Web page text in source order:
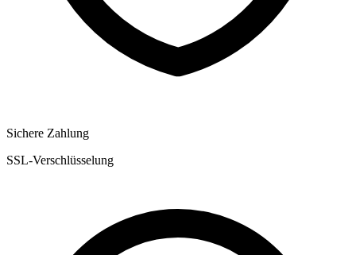
Sichere Zahlung
SSL-Verschlüsselung